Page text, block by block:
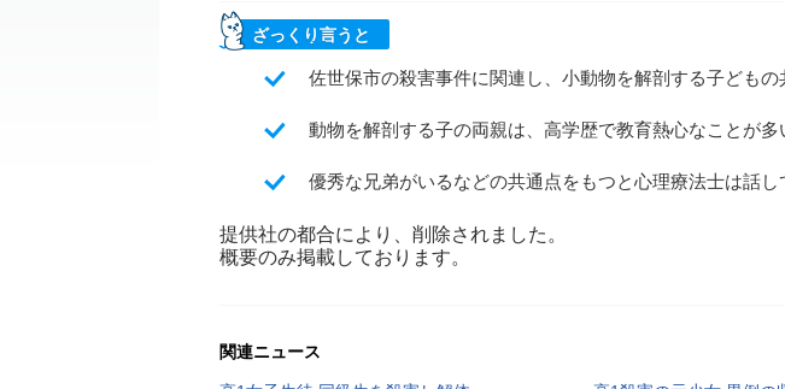
ざっくり言うと
佐世保市の殺害事件に関連し、小動物を解剖する子どもの
動物を解剖する子の両親は、高学歴で教育熱心なことが多
優秀な兄弟がいるなどの共通点をもつと心理療法士は話し
提供社の都合により、削除されました。
概要のみ掲載しております。
関連ニュース